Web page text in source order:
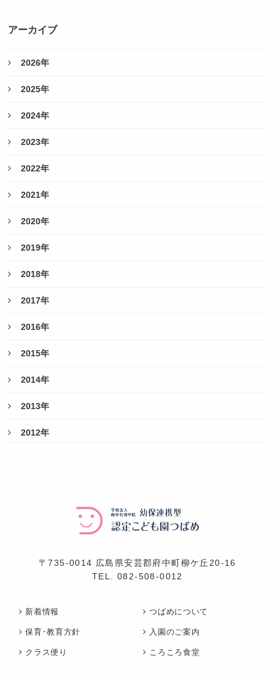
アーカイブ
2026年
2025年
2024年
2023年
2022年
2021年
2020年
2019年
2018年
2017年
2016年
2015年
2014年
2013年
2012年
〒735-0014 広島県安芸郡府中町柳ケ丘20-16
TEL.082-508-0012
新着情報 つばめについて
保育･教育方針 入園のご案内
クラス便り ころころ食堂